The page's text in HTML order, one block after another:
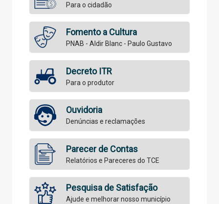
Para o cidadão
Fomento a Cultura
PNAB - Aldir Blanc - Paulo Gustavo
Decreto ITR
Para o produtor
Ouvidoria
Denúncias e reclamações
Parecer de Contas
Relatórios e Pareceres do TCE
Pesquisa de Satisfação
Ajude e melhorar nosso município